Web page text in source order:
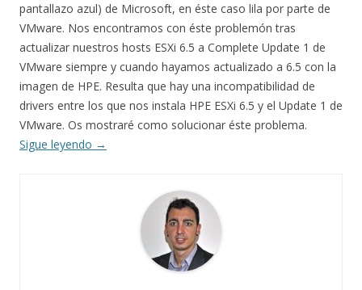
pantallazo azul) de Microsoft, en éste caso lila por parte de
VMware. Nos encontramos con éste problemón tras
actualizar nuestros hosts ESXi 6.5 a Complete Update 1 de
VMware siempre y cuando hayamos actualizado a 6.5 con la
imagen de HPE. Resulta que hay una incompatibilidad de
drivers entre los que nos instala HPE ESXi 6.5 y el Update 1 de
VMware. Os mostraré como solucionar éste problema.
Sigue leyendo →